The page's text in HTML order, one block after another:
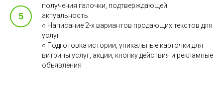
получения галочки, подтверждающей
актуальность
○ Написание 2-х вариантов продающих текстов для
услуг
○ Подготовка истории, уникальные карточки для
витрины услуг, акции, кнопку действия и рекламные
объявления